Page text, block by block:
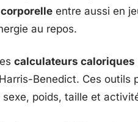
entre aussi en
au repos.
calculateurs caloriques
Benedict. Ces outils
poids, taille et